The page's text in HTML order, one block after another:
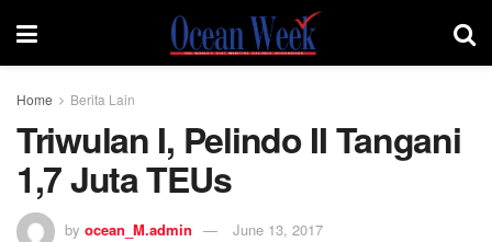
Home Berita Lain
Triwulan I, Pelindo II Tangani
1,7 Juta TEUs
by ocean_M.admin June 13, 2017